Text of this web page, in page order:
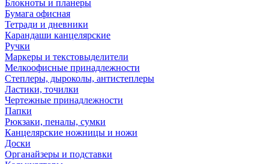
Блокноты и планеры
Бумага офисная
Тетради и дневники
Карандаши канцелярские
Ручки
Маркеры и текстовыделители
Мелкоофисные принадлежности
Степлеры, дыроколы, антистеплеры
Ластики, точилки
Чертежные принадлежности
Папки
Рюкзаки, пеналы, сумки
Канцелярские ножницы и ножи
Доски
Органайзеры и подставки